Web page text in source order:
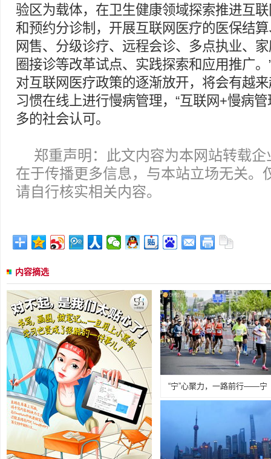
验区为载体，在卫生健康领域探索推进互
和预约分诊制，开展互联网医疗的医保结
网售、分级诊疗、远程会诊、多点执业、
圈接诊等改革试点、实践探索和应用推广
对互联网医疗政策的逐渐放开，将会有越
习惯在线上进行慢病管理，“互联网+慢病
多的社会认可。
郑重声明：此文内容为本网站转载
在于传播更多信息，与本站立场无关。
请自行核实相关内容。
内容摘选
“宁”心聚力，一路前行——宁